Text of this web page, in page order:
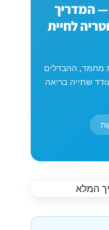
— המדריך
לחיית
מחמד, ההבדלים
שתייה בריאה